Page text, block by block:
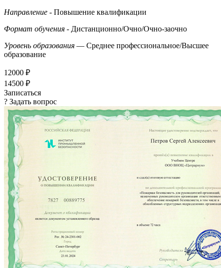
Направление - Повышение квалификации
Формат обучения - Дистанционно/Очно/Очно-заочно
Уровень образования — Среднее профессиональное/Высшее
образование
12000 ₽
14500 ₽
Записаться
? Задать вопрос